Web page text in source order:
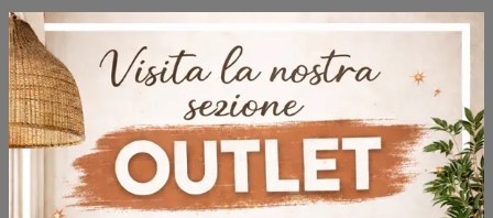
Letti in cuoio
Entra: i migliori arredatori ti guideranno alla scoperta
dei nostri arredi, tra cui potrai trovare ancheLettiin
cuoiodi gran classe. Se desideri allestire gli ambienti
interni con charme e classe, ma senza dimenticare